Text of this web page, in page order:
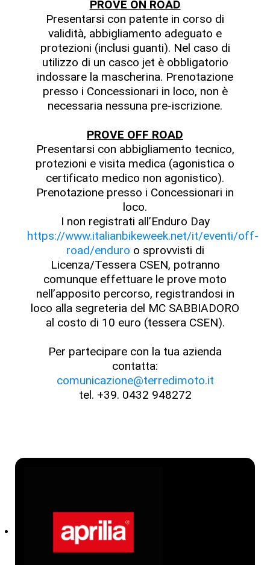
PROVE ON ROAD
Presentarsi con patente in corso di
validità, abbigliamento adeguato e
protezioni (inclusi guanti). Nel caso di
utilizzo di un casco jet è obbligatorio
indossare la mascherina. Prenotazione
presso i Concessionari in loco, non è
necessaria nessuna pre-iscrizione.
PROVE OFF ROAD
Presentarsi con abbigliamento tecnico,
protezioni e visita medica (agonistica o
certificato medico non agonistico).
Prenotazione presso i Concessionari in
loco.
I non registrati all’Enduro Day
https://www.italianbikeweek.net/it/eventi/off-
road/enduro o sprovvisti di
Licenza/Tessera CSEN, potranno
comunque effettuare le prove moto
nell’apposito percorso, registrandosi in
loco alla segreteria del MC SABBIADORO
al costo di 10 euro (tessera CSEN).
Per partecipare con la tua azienda
contatta:
comunicazione@terredimoto.it
tel. +39. 0432 948272